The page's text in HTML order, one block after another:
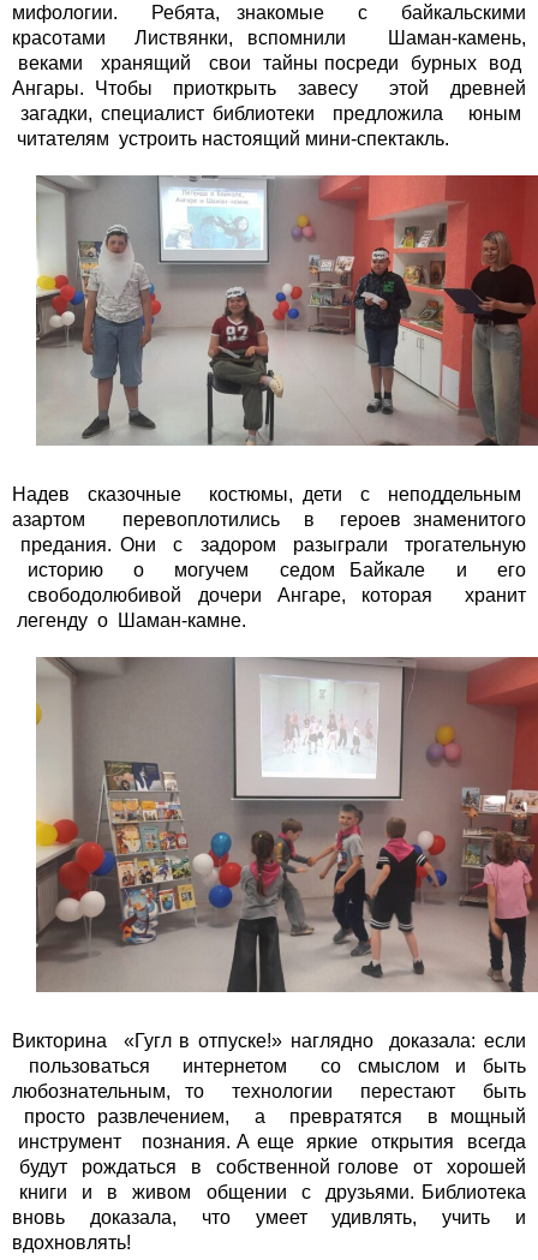
мифологии. Ребята, знакомые с байкальскими
красотами Листвянки, вспомнили Шаман-камень,
веками хранящий свои тайны посреди бурных вод
Ангары. Чтобы приоткрыть завесу этой древней
загадки, специалист библиотеки предложила юным
читателям устроить настоящий мини-спектакль.
Надев сказочные костюмы, дети с неподдельным
азартом перевоплотились в героев знаменитого
предания. Они с задором разыграли трогательную
историю о могучем седом Байкале и его
свободолюбивой дочери Ангаре, которая хранит
легенду о Шаман-камне.
Викторина «Гугл в отпуске!» наглядно доказала: если
пользоваться интернетом со смыслом и быть
любознательным, то технологии перестают быть
просто развлечением, а превратятся в мощный
инструмент познания. А еще яркие открытия всегда
будут рождаться в собственной голове от хорошей
книги и в живом общении с друзьями. Библиотека
вновь доказала, что умеет удивлять, учить и
вдохновлять!